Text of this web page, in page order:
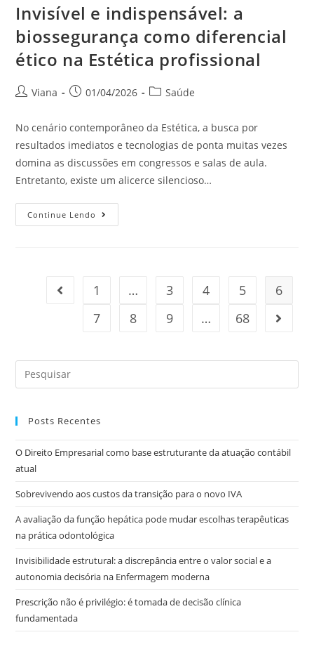
Invisível e indispensável: a
biossegurança como diferencial
ético na Estética profissional
Viana 01/04/2026 Saúde
No cenário contemporâneo da Estética, a busca por
resultados imediatos e tecnologias de ponta muitas vezes
domina as discussões em congressos e salas de aula.
Entretanto, existe um alicerce silencioso…
Continue Lendo
1 … 3 4 5
6
7
8 9 … 68
Posts Recentes
O Direito Empresarial como base estruturante da atuação contábil
atual
Sobrevivendo aos custos da transição para o novo IVA
A avaliação da função hepática pode mudar escolhas terapêuticas
na prática odontológica
Invisibilidade estrutural: a discrepância entre o valor social e a
autonomia decisória na Enfermagem moderna
Prescrição não é privilégio: é tomada de decisão clínica
fundamentada